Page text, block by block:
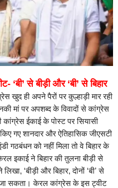
से बीड़ी और ‘बी’ से बिहार
खुद ही अपने पैरों पर कुल्हाड़ी मार रही
मां पर अपशब्द के विवादों से कांग्रेस
ईकाई के पोस्ट पर सियासी
किए गए शानदार और ऐतिहासिक जीएसटी
गठबंधन को नहीं मिला तो वे बिहार के
इकाई ने बिहार की तुलना बीड़ी से
‘बीड़ी और बिहार, दोनों ‘बी’ से
सकता। केरल कांग्रेस के इस ट्वीट